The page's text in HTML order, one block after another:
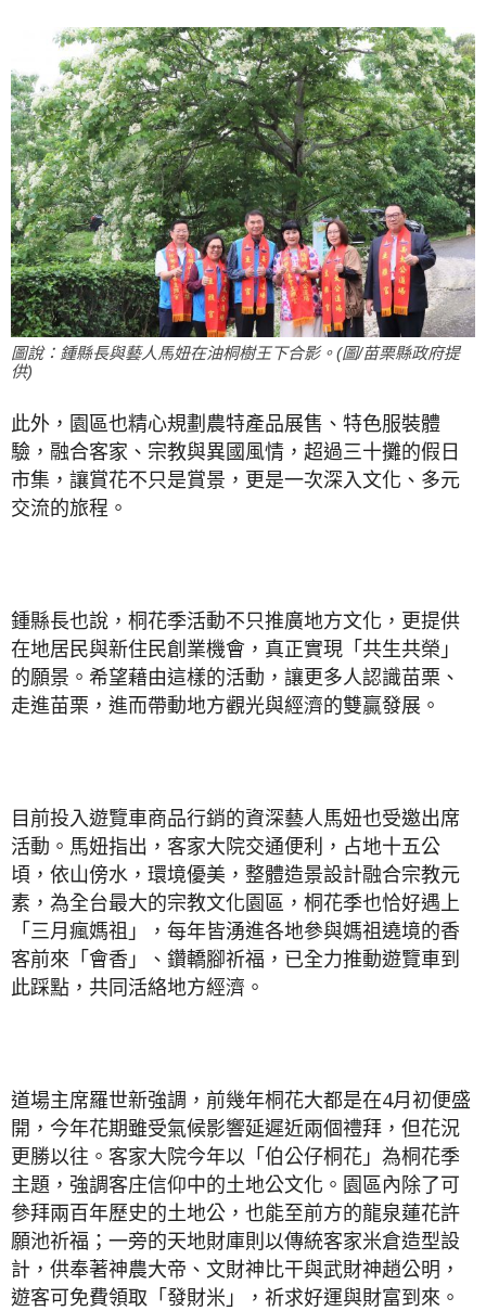
圖說：鍾縣長與藝人馬妞在油桐樹王下合影。(圖/苗栗縣政府提
供)
此外，園區也精心規劃農特產品展售、特色服裝體
驗，融合客家、宗教與異國風情，超過三十攤的假日
市集，讓賞花不只是賞景，更是一次深入文化、多元
交流的旅程。
鍾縣長也說，桐花季活動不只推廣地方文化，更提供
在地居民與新住民創業機會，真正實現「共生共榮」
的願景。希望藉由這樣的活動，讓更多人認識苗栗、
走進苗栗，進而帶動地方觀光與經濟的雙贏發展。
目前投入遊覽車商品行銷的資深藝人馬妞也受邀出席
活動。馬妞指出，客家大院交通便利，占地十五公
頃，依山傍水，環境優美，整體造景設計融合宗教元
素，為全台最大的宗教文化園區，桐花季也恰好遇上
「三月瘋媽祖」，每年皆湧進各地參與媽祖遶境的香
客前來「會香」、鑽轎腳祈福，已全力推動遊覽車到
此踩點，共同活絡地方經濟。
道場主席羅世新強調，前幾年桐花大都是在4月初便盛
開，今年花期雖受氣候影響延遲近兩個禮拜，但花況
更勝以往。客家大院今年以「伯公仔桐花」為桐花季
主題，強調客庄信仰中的土地公文化。園區內除了可
參拜兩百年歷史的土地公，也能至前方的龍泉蓮花許
願池祈福；一旁的天地財庫則以傳統客家米倉造型設
計，供奉著神農大帝、文財神比干與武財神趙公明，
遊客可免費領取「發財米」，祈求好運與財富到來。